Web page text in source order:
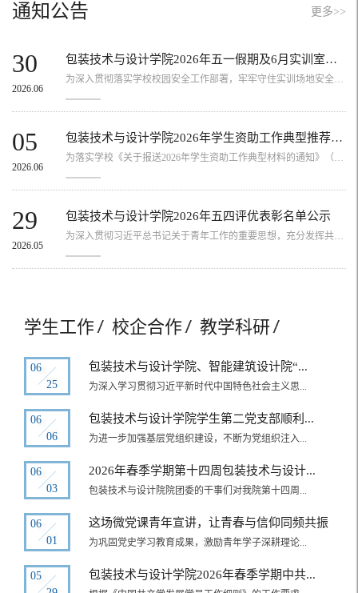
通知公告 更多>>
30
2026.06
包装技术与设计学院2026年五一假期及6月实训室安全排查工作报告
为深入贯彻落实学校校园安全工作部署，牢牢守住实训场地安全管理底线，精准防范节假日空档期、汛期特殊气候条件下实训室各类安全风险隐患，保障2025-2026学年春季学期后半段实践教学工作平稳、规范、有序开展，包装技术与设计学院高度重视实训室安全管控工作。根据学院安全工作总体安排，由学院实训管理专员牵头，组织开展2026年五一假期全覆盖拉网式安全排查及6月份汛期重点区域专项安全巡检工作，层层压实安全管理责任，全面...
05
2026.06
包装技术与设计学院2026年学生资助工作典型推荐名单公示
为落实学校《关于报送2026年学生资助工作典型材料的通知》（华职学〔2026〕19号）工作要求，深入推进资助育人工作，树立自强励志先进典型，我院严格按照评选条件，经学生和老师个人申请、学院审核，现将拟推荐参评校级评审名单予以公示。公示时间：2026年6月5日-2026年6月9日，若对公示结果有异议，请在公示期内以书面形式实名反映，逾期不予受理。联系人：谢艳办公室：文科楼322联系电话：0750-6238952初审 | 张伟健复审 | 谢...
29
2026.05
包装技术与设计学院2026年五四评优表彰名单公示
为深入贯彻习近平总书记关于青年工作的重要思想，充分发挥共青团组织和团员青年的先锋模范作用，进一步弘扬“五四”精神，塑造典型和树立榜样，营造良好的校园氛围，激发同学们争做先锋的活力， 积极开展广州华商职业学院包装技术与设计学院2026年五四评优表彰工作。经我院学子积极申报，由各团支部初审，院团委复审，院五四评优小组终审，并报学院党总支审查通过，广州华商职业学院包装技术与设计学院2026年五四评优表彰评选现...
学生工作 校企合作 教学科研
06
25
包装技术与设计学院、智能建筑设计院“...
为深入学习贯彻习近平新时代中国特色社会主义思...
06
06
包装技术与设计学院学生第二党支部顺利...
为进一步加强基层党组织建设，不断为党组织注入...
06
03
2026年春季学期第十四周包装技术与设计...
包装技术与设计院院团委的干事们对我院第十四周...
06
01
这场微党课青年宣讲，让青春与信仰同频共振
为巩固党史学习教育成果，激励青年学子深耕理论...
05
包装技术与设计学院2026年春季学期中共...